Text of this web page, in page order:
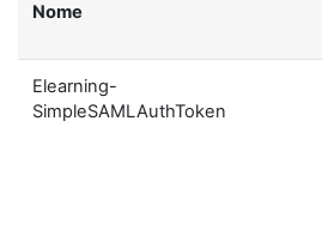
Nome
Elearning-
SimpleSAMLAuthToken